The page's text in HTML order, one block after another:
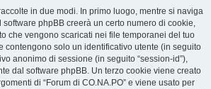
in due modi. In primo luogo, mentre si naviga
software phpBB creerà un certo numero di cookie,
che vengono scaricati nei file temporanei del tuo
contengono solo un identificativo utente (in seguito
anonimo di sessione (in seguito “session-id”),
dal software phpBB. Un terzo cookie viene creato
di “Forum di CO.NA.PO” e viene usato per